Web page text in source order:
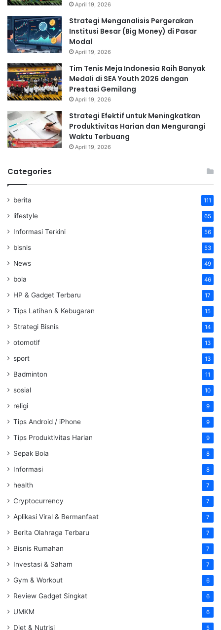
April 19, 2026
Strategi Menganalisis Pergerakan
Institusi Besar (Big Money) di Pasar
Modal
April 19, 2026
Tim Tenis Meja Indonesia Raih Banyak
Medali di SEA Youth 2026 dengan
Prestasi Gemilang
April 19, 2026
Strategi Efektif untuk Meningkatkan
Produktivitas Harian dan Mengurangi
Waktu Terbuang
April 19, 2026
Categories
berita 111
lifestyle 65
Informasi Terkini 56
bisnis 53
News 49
bola 46
HP & Gadget Terbaru 17
Tips Latihan & Kebugaran 15
Strategi Bisnis 14
otomotif 13
sport 13
Badminton 11
sosial 10
religi 9
Tips Android / iPhone 9
Tips Produktivitas Harian 9
Sepak Bola 8
Informasi 8
health 7
Cryptocurrency 7
Aplikasi Viral & Bermanfaat 7
Berita Olahraga Terbaru 7
Bisnis Rumahan 7
Investasi & Saham 7
Gym & Workout 6
Review Gadget Singkat 6
UMKM 6
Diet & Nutrisi 5